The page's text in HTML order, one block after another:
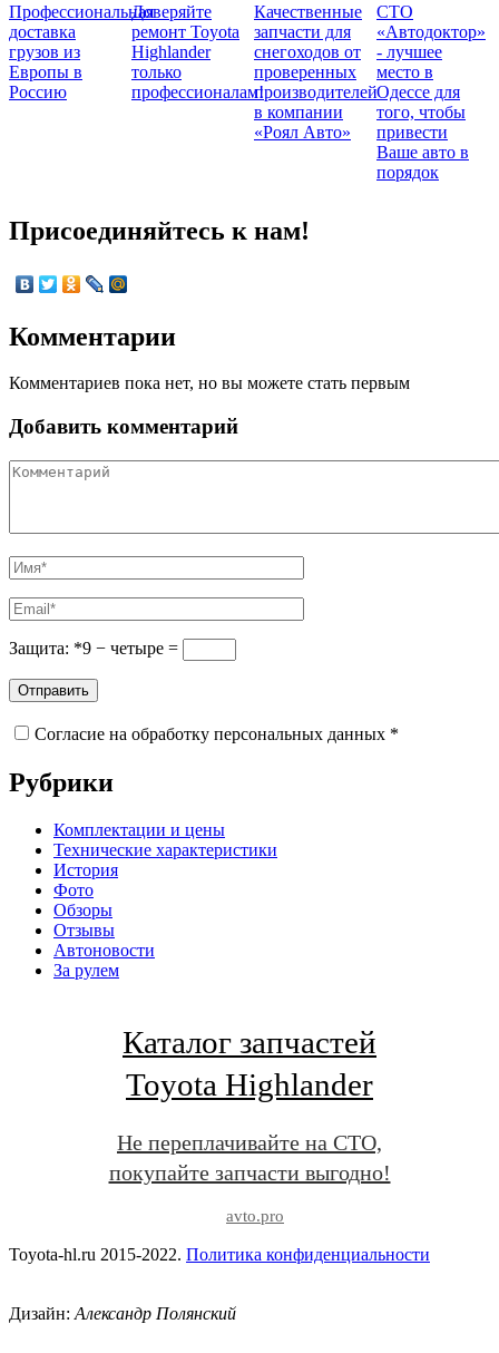
Профессиональная
доставка
грузов из
Европы в
Россию
Доверяйте
ремонт Toyota
Highlander
только
профессионалам!
Качественные
запчасти для
снегоходов от
проверенных
производителей
в компании
«Роял Авто»
СТО
«Автодоктор»
- лучшее
место в
Одессе для
того, чтобы
привести
Ваше авто в
порядок
Присоединяйтесь к нам!
Комментарии
Комментариев пока нет, но вы можете стать первым
Добавить комментарий
Защита: *9 − четыре =
Согласие на обработку персональных данных *
Рубрики
Комплектации и цены
Технические характеристики
История
Фото
Обзоры
Отзывы
Автоновости
За рулем
Каталог запчастей
Toyota Highlander
Не переплачивайте на СТО,
покупайте запчасти выгодно!
avto.pro
Toyota-hl.ru 2015-2022. Политика конфиденциальности
Дизайн: Александр Полянский